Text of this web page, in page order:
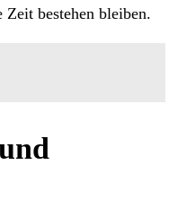
bestehen bleiben.